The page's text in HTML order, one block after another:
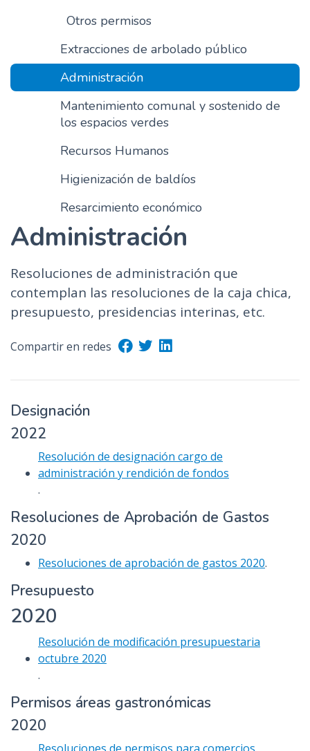
Otros permisos
Extracciones de arbolado público
Administración
Mantenimiento comunal y sostenido de
los espacios verdes
Recursos Humanos
Higienización de baldíos
Resarcimiento económico
Administración
Resoluciones de administración que
contemplan las resoluciones de la caja chica,
presupuesto, presidencias interinas, etc.
Compartir en redes
Designación
2022
Resolución de designación cargo de
administración y rendición de fondos
.
Resoluciones de Aprobación de Gastos
2020
Resoluciones de aprobación de gastos 2020.
Presupuesto
2020
Resolución de modificación presupuestaria
octubre 2020
.
Permisos áreas gastronómicas
2020